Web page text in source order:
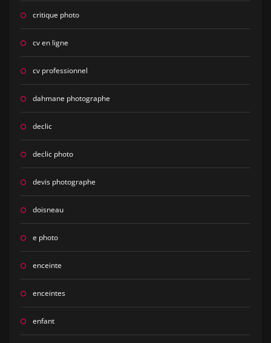
critique photo
cv en ligne
cv professionnel
dahmane photographe
declic
declic photo
devis photographe
doisneau
e photo
enceinte
enceintes
enfant